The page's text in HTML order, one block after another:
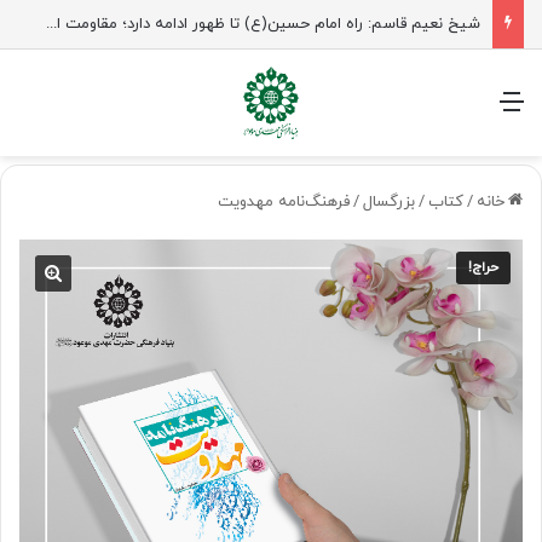
شیخ نعیم قاسم: راه امام حسین(ع) تا ظهور ادامه دارد؛ مقاومت از کربلا الهام می‌گیرد
منو
خانه /کتاب /بزرگسال/فرهنگ‌نامه مهدویت
حراج!